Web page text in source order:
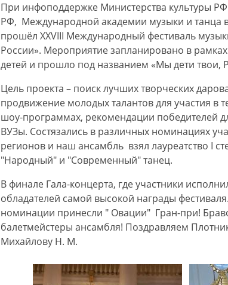
При инфоподдержке Министерства культуры
РФ, Международной академии музыки и танца
прошёл XXVIII Международный фестиваль
России». Мероприятие запланировано в
детей и прошло под названием «Мы дети твои,
Цель проекта – поиск лучших творческих
продвижение молодых талантов для участия в
шоу-программах, рекомендации победителей
ВУЗы. Состязались в различных номинациях
регионов и наш ансамбль взял лауреатство I
"Народный" и "Современный" танец.
В финале Гала-концерта, где участники
обладателей самой высокой награды
номинации принесли " Овации" Гран-при!
балетмейстеры ансамбля! Поздравляем
Михайлову Н. М.